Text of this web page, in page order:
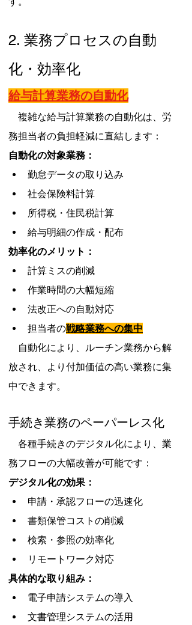
2. 業務プロセスの自動
化・効率化
給与計算業務の自動化
複雑な給与計算業務の自動化は、労
務担当者の負担軽減に直結します：
自動化の対象業務：
勤怠データの取り込み
社会保険料計算
所得税・住民税計算
給与明細の作成・配布
効率化のメリット：
計算ミスの削減
作業時間の大幅短縮
法改正への自動対応
担当者の戦略業務への集中
自動化により、ルーチン業務から解
放され、より付加価値の高い業務に集
中できます。
手続き業務のペーパーレス化
各種手続きのデジタル化により、業
務フローの大幅改善が可能です：
デジタル化の効果：
申請・承認フローの迅速化
書類保管コストの削減
検索・参照の効率化
リモートワーク対応
具体的な取り組み：
電子申請システムの導入
文書管理システムの活用